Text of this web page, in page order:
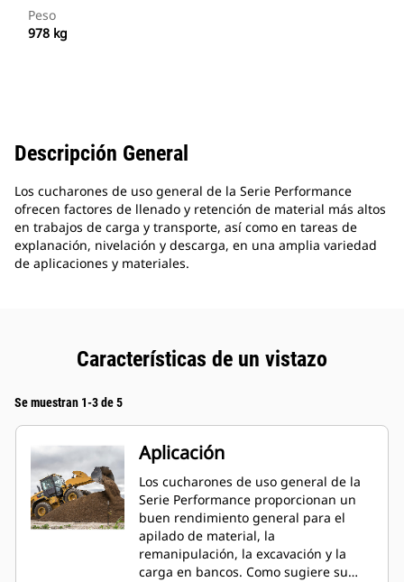
Peso
978 kg
Descripción General
Los cucharones de uso general de la Serie Performance
ofrecen factores de llenado y retención de material más altos
en trabajos de carga y transporte, así como en tareas de
explanación, nivelación y descarga, en una amplia variedad
de aplicaciones y materiales.
Características de un vistazo
Se muestran 1-3 de 5
Aplicación
Los cucharones de uso general de la
Serie Performance proporcionan un
buen rendimiento general para el
apilado de material, la
remanipulación, la excavación y la
carga en bancos. Como sugiere su